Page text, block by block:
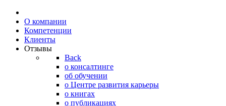
O компании
Компетенции
Клиенты
Отзывы
Back
о консалтинге
об обучении
о Центре развития карьеры
о книгах
о публикациях